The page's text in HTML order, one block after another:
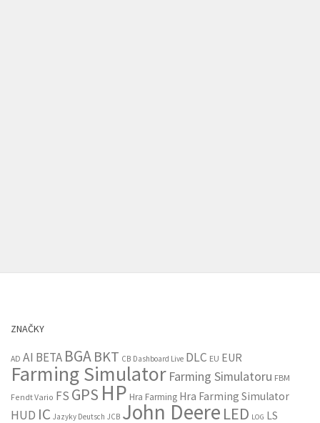
ZNAČKY
AD AI BETA BGABKT CB Dashboard Live DLC EU EUR
Farming Simulator Farming Simulatoru FBM
Fendt Vario FS GPS HP Hra Farming Hra Farming Simulator
HUD IC Jazyky Deutsch JCB John Deere LED LOG LS